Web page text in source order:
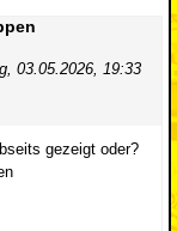
03.05.2026, 19:33
gezeigt oder?